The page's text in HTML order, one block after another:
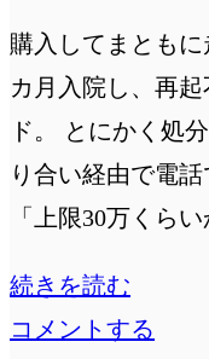
塗
で
塗
装
購入してまとも
カ月入院し、再
ド。 とにかく処
り合い経由で電
「上限30万くら
続きを読む
ネ
コメントする